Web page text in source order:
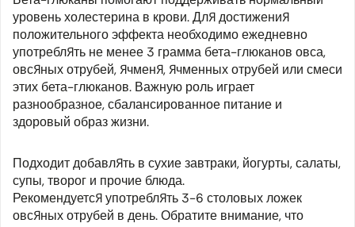
уровень холестерина в крови. Для достижения
положительного эффекта необходимо ежедневно
употреблять не менее 3 грамма бета-глюканов овса,
овсяных отрубей, ячменя, ячменных отрубей или смеси
этих бета-глюканов. Важную роль играет
разнообразное, сбалансированное питание и
здоровый образ жизни.
Подходит добавлять в сухие завтраки, йогурты, салаты,
супы, творог и прочие блюда.
Рекомендуется употреблять 3-6 столовых ложек
овсяных отрубей в день. Обратите внимание, что